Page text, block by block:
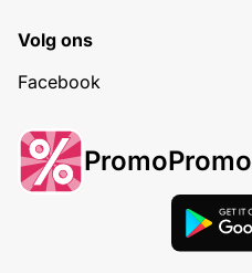
Volg ons
Facebook
PromoPromo